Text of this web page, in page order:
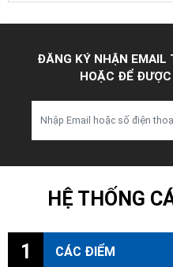
ĐĂNG KÝ NHẬN EMAIL
HOẶC ĐỂ
HỆ THỐNG
1 CÁC ĐIỂM